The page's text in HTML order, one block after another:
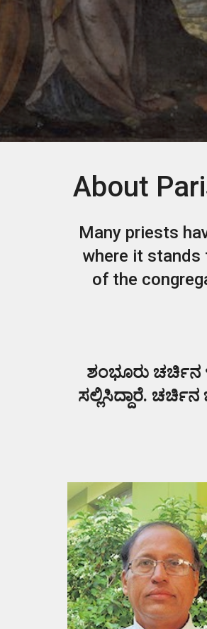
About
Many priests
where it stands
of the
ಶಂಭೂರು
ಸಲ್ಲಿಸಿದ್ದಾರೆ.